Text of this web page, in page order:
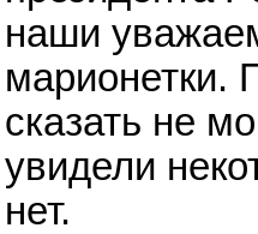
наши
марионетки.
сказать не
увидели
нет.